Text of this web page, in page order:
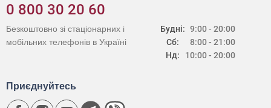
0 800 30 20 60
Будні:
Сб:
Нд:
9:00 - 20:00
8:00 - 21:00
10:00 - 20:00
Безкоштовно зі стаціонарних і
мобільних телефонів в Україні
Приєднуйтесь